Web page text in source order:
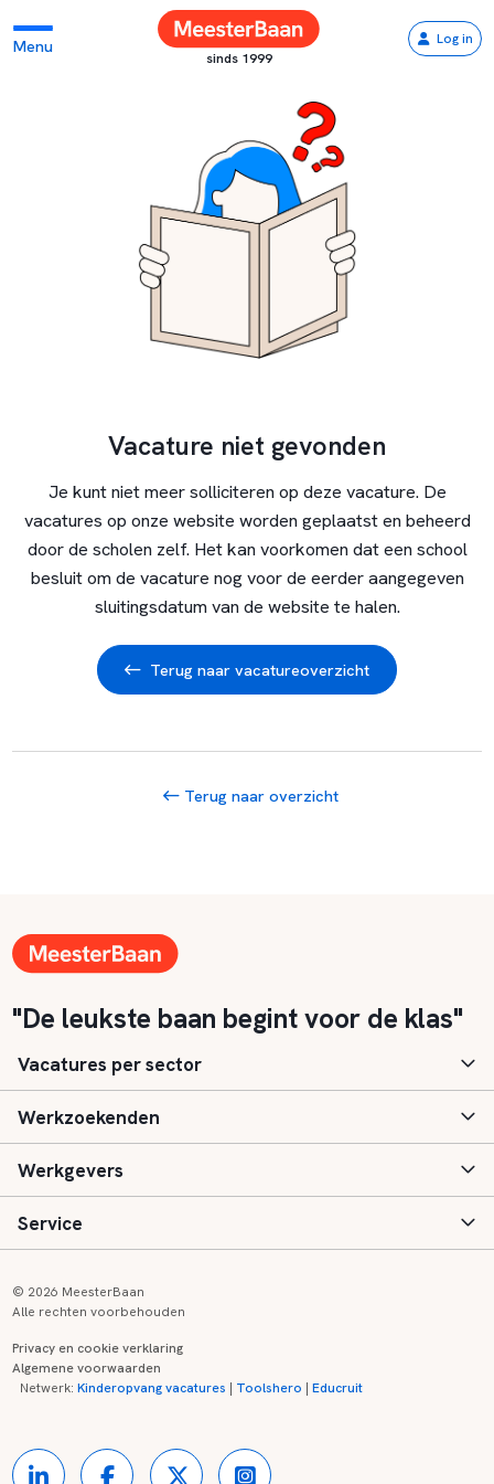
Menu
sinds 1999
Log in
Vacature niet gevonden
Je kunt niet meer solliciteren op deze vacature. De
vacatures op onze website worden geplaatst en beheerd
door de scholen zelf. Het kan voorkomen dat een school
besluit om de vacature nog voor de eerder aangegeven
sluitingsdatum van de website te halen.
Terug naar vacatureoverzicht
Terug naar overzicht
"De leukste baan begint voor de klas"
Vacatures per sector
Basisonderwijs
Speciaal (basis) onderwijs
Voortgezet onderwijs
Kinderopvang
Werkzoekenden
Aanmelden
Vacatures
Zij-instroom informatie
Werkgevers
Inloggen
Registreren
Service
Onderwijs links
© 2026 MeesterBaan
Alle rechten voorbehouden
Privacy en cookie verklaring
Algemene voorwaarden
Netwerk:Kinderopvang vacatures | Toolshero |Educruit